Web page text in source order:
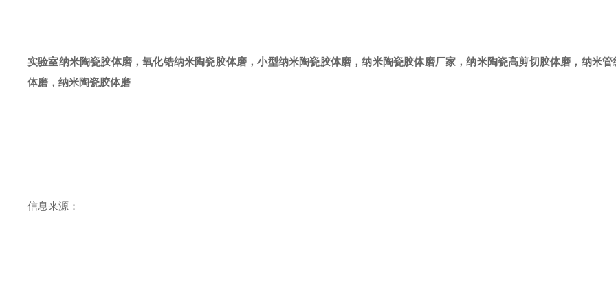
实验室纳米陶瓷胶体磨 ，氧化锆纳米陶瓷胶体磨，小型纳米陶瓷胶体磨 ，纳米陶瓷胶体磨厂家，纳米陶瓷高剪切胶体磨， 纳米管
体磨 ， 纳米陶瓷胶体磨
信息来源：